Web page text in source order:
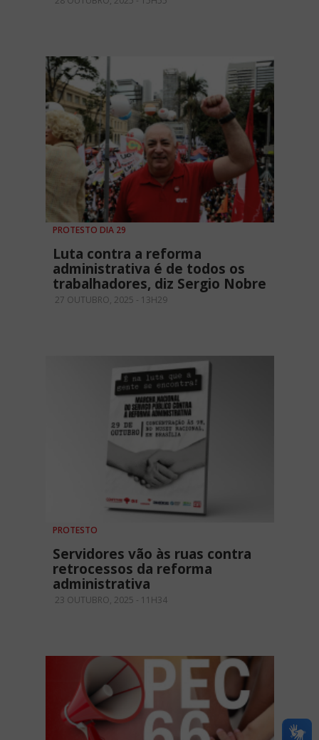
PROTESTO DIA 29
Luta contra a reforma
administrativa é de todos os
trabalhadores, diz Sergio Nobre
27 OUTUBRO, 2025 - 13H29
PROTESTO
Servidores vão às ruas contra
retrocessos da reforma
administrativa
23 OUTUBRO, 2025 - 11H34